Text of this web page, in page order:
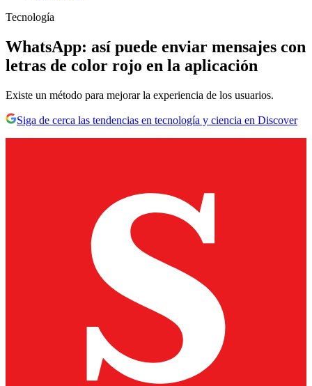
Tecnología
WhatsApp: así puede enviar mensajes con
letras de color rojo en la aplicación
Existe un método para mejorar la experiencia de los usuarios.
Siga de cerca las tendencias en tecnología y ciencia en Discover